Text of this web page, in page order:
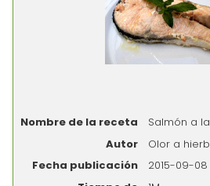
Nombre de la receta
Salmón a
Autor
Olor a
Fecha publicación
2015-09-08